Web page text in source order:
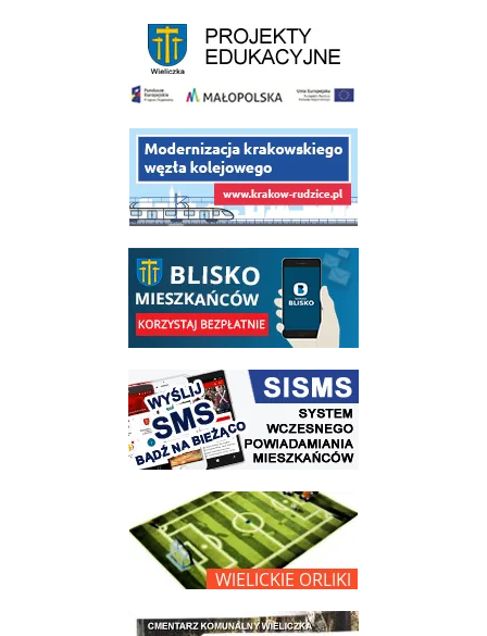
link do opisu projektu budowy linii kolejowej Krakow Rudzice
link do opisu aplikacji - BLISKO, Gmina Wieliczka w aplikacji Blisko
link do strony systemu wczesnego ostrzegania mieszkańców SISMS
link do opisu projektu Wielickie Orliki
link do lokalizatora grobów na wielickim cmentarzu - grobnet